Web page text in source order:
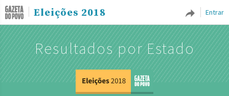
Entrar
Eleições 2018
Resultados por Estado